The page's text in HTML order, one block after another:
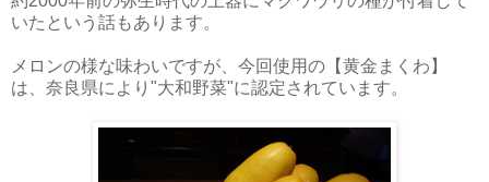
いたという話もあります。
メロンの様な味わいですが、今回使用の【黄金まくわ】
は、奈良県により"大和野菜"に認定されています。